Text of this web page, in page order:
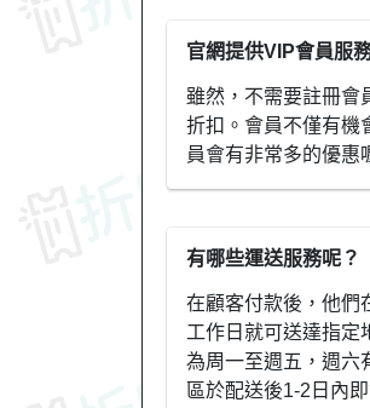
官網提供VIP會員服
雖然，不需要註冊會
折扣。會員不僅有機
員會有非常多的優惠
有哪些運送服務呢？
在顧客付款後，他們
工作日就可送達指定
為周一至週五，週六
區於配送後1-2日內